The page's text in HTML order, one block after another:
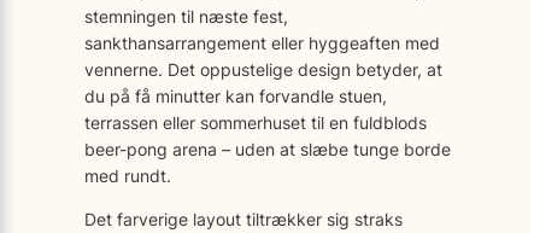
stemningen til næste fest,
sankthansarrangement eller hyggeaften med
vennerne. Det oppustelige design betyder, at
du på få minutter kan forvandle stuen,
terrassen eller sommerhuset til en fuldblods
beer-pong arena – uden at slæbe tunge borde
med rundt.
Det farverige layout tiltrækker sig straks